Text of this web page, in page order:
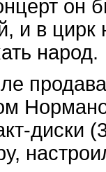
он
и в цирк
народ.
диски